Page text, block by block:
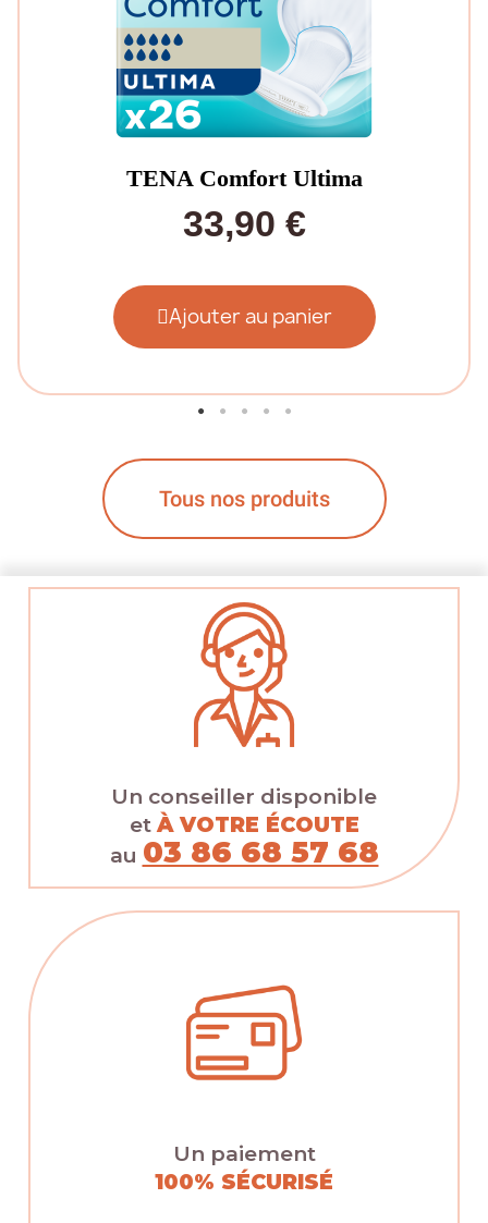
TENA Comfort Ultima
33,90 €
Ajouter au panier
Tous nos produits
Un conseiller disponible
et À VOTRE ÉCOUTE
au 03 86 68 57 68
Un paiement
100% SÉCURISÉ